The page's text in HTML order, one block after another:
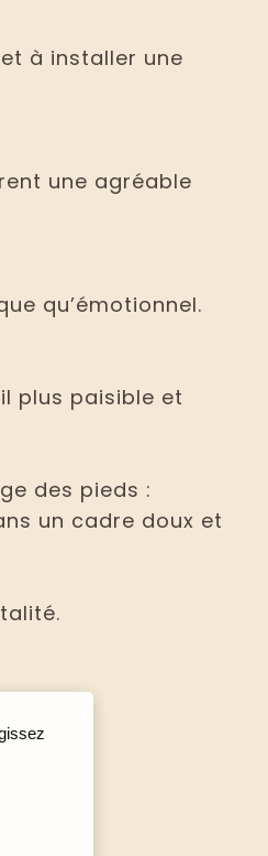
à installer une
une agréable
qu’émotionnel.
plus paisible et
des pieds :
un cadre doux et